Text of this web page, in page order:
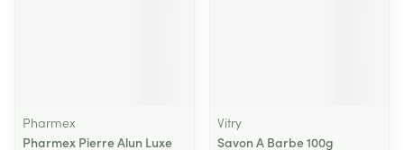
Pharmex
Pharmex Pierre Alun Luxe
Vitry
Savon A Barbe 100g